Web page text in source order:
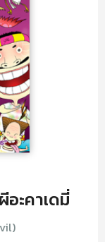
ะคาเดมี่